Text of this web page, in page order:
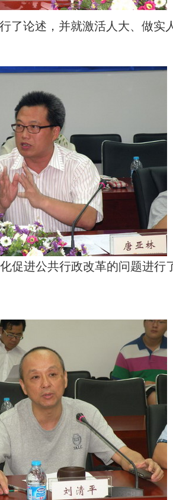
了论述，并就激活人大、做实
促进公共行政改革的问题进行